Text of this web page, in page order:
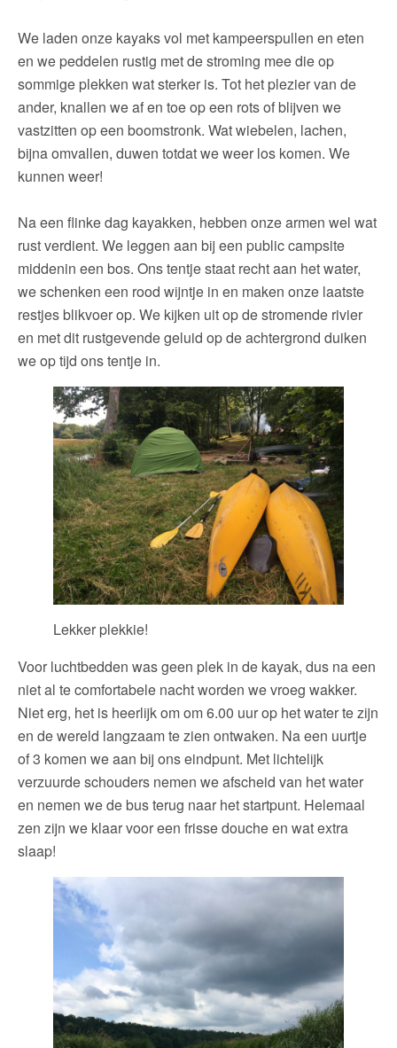
We laden onze kayaks vol met kampeerspullen en eten
en we peddelen rustig met de stroming mee die op
sommige plekken wat sterker is. Tot het plezier van de
ander, knallen we af en toe op een rots of blijven we
vastzitten op een boomstronk. Wat wiebelen, lachen,
bijna omvallen, duwen totdat we weer los komen. We
kunnen weer!
Na een flinke dag kayakken, hebben onze armen wel wat
rust verdient. We leggen aan bij een public campsite
middenin een bos. Ons tentje staat recht aan het water,
we schenken een rood wijntje in en maken onze laatste
restjes blikvoer op. We kijken uit op de stromende rivier
en met dit rustgevende geluid op de achtergrond duiken
we op tijd ons tentje in.
Lekker plekkie!
Voor luchtbedden was geen plek in de kayak, dus na een
niet al te comfortabele nacht worden we vroeg wakker.
Niet erg, het is heerlijk om om 6.00 uur op het water te zijn
en de wereld langzaam te zien ontwaken. Na een uurtje
of 3 komen we aan bij ons eindpunt. Met lichtelijk
verzuurde schouders nemen we afscheid van het water
en nemen we de bus terug naar het startpunt. Helemaal
zen zijn we klaar voor een frisse douche en wat extra
slaap!